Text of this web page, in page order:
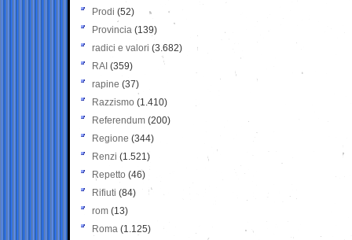
Prodi (52)
Provincia (139)
radici e valori (3.682)
RAI (359)
rapine (37)
Razzismo (1.410)
Referendum (200)
Regione (344)
Renzi (1.521)
Repetto (46)
Rifiuti (84)
rom (13)
Roma (1.125)